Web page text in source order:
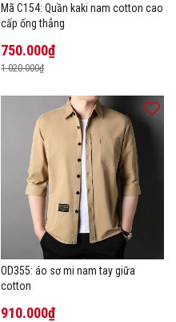
Mã C154: Quần kaki nam cotton cao
cấp ống thẳng
750.000₫
1.020.000₫
OD355: áo sơ mi nam tay giữa
cotton
910.000₫